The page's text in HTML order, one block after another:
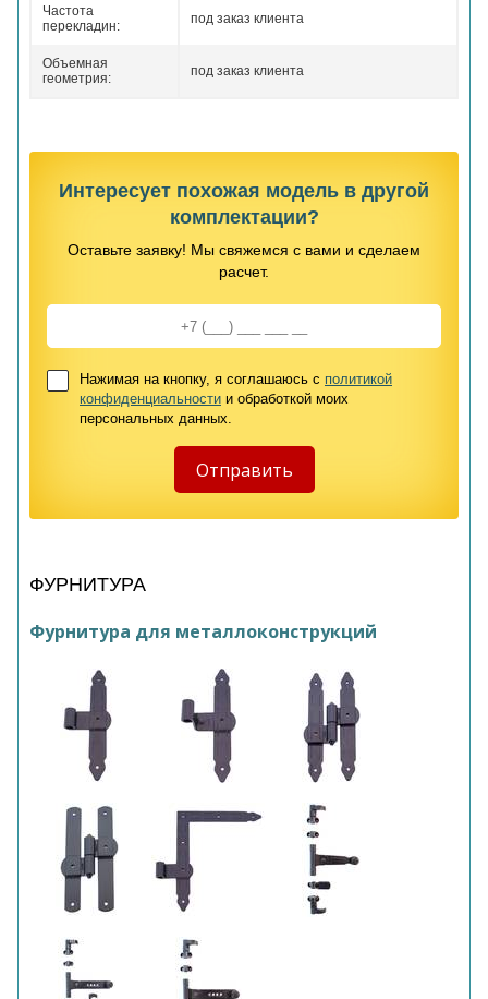
Частота
перекладин:
под заказ клиента
Объемная
геометрия:
под заказ клиента
Интересует похожая модель в другой
комплектации?
Оставьте заявку! Мы свяжемся с вами и сделаем
расчет.
Нажимая на кнопку, я соглашаюсь с политикой
конфиденциальности и обработкой моих
персональных данных.
ФУРНИТУРА
Фурнитура для металлоконструкций